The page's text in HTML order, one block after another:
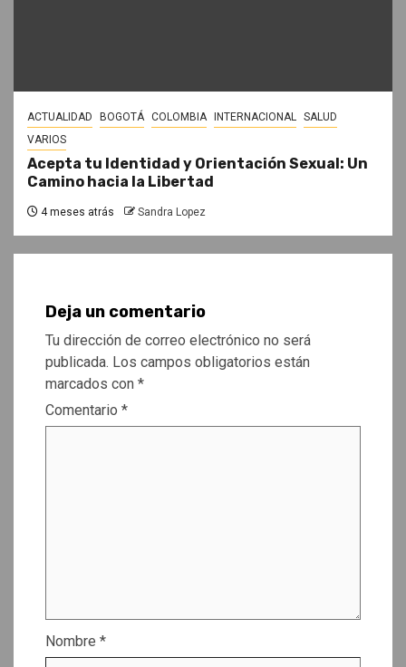
ACTUALIDAD BOGOTÁ COLOMBIA INTERNACIONAL SALUD
VARIOS
Acepta tu Identidad y Orientación Sexual: Un
Camino hacia la Libertad
4 meses atrás Sandra Lopez
Deja un comentario
Tu dirección de correo electrónico no será
publicada. Los campos obligatorios están
marcados con *
Comentario *
Nombre *